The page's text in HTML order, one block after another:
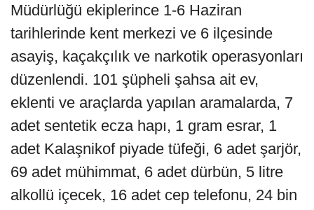
Müdürlüğü ekiplerince 1-6 Haziran
tarihlerinde kent merkezi ve 6 ilçesinde
asayiş, kaçakçılık ve narkotik operasyonları
düzenlendi. 101 şüpheli şahsa ait ev,
eklenti ve araçlarda yapılan aramalarda, 7
adet sentetik ecza hapı, 1 gram esrar, 1
adet Kalaşnikof piyade tüfeği, 6 adet şarjör,
69 adet mühimmat, 6 adet dürbün, 5 litre
alkollü içecek, 16 adet cep telefonu, 24 bin